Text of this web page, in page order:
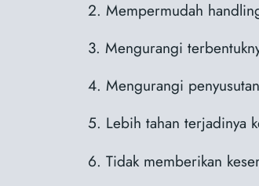
2. Mempermudah
3. Mengurangi
4. Mengurangi
5. Lebih tahan terjadinya
6. Tidak memberikan